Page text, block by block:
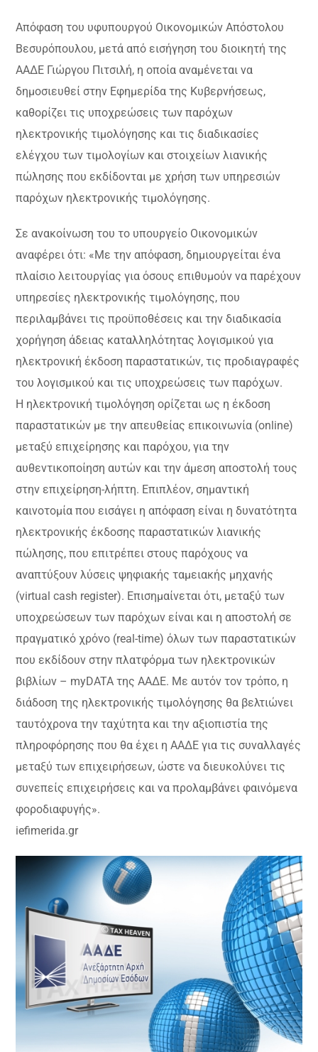
Απόφαση του υφυπουργού Οικονομικών Απόστολου
Βεσυρόπουλου, μετά από εισήγηση του διοικητή της
ΑΑΔΕ Γιώργου Πιτσιλή, η οποία αναμένεται να
δημοσιευθεί στην Εφημερίδα της Κυβερνήσεως,
καθορίζει τις υποχρεώσεις των παρόχων
ηλεκτρονικής τιμολόγησης και τις διαδικασίες
ελέγχου των τιμολογίων και στοιχείων λιανικής
πώλησης που εκδίδονται με χρήση των υπηρεσιών
παρόχων ηλεκτρονικής τιμολόγησης.
Σε ανακοίνωση του το υπουργείο Οικονομικών
αναφέρει ότι: «Με την απόφαση, δημιουργείται ένα
πλαίσιο λειτουργίας για όσους επιθυμούν να παρέχουν
υπηρεσίες ηλεκτρονικής τιμολόγησης, που
περιλαμβάνει τις προϋποθέσεις και την διαδικασία
χορήγηση άδειας καταλληλότητας λογισμικού για
ηλεκτρονική έκδοση παραστατικών, τις προδιαγραφές
του λογισμικού και τις υποχρεώσεις των παρόχων.
Η ηλεκτρονική τιμολόγηση ορίζεται ως η έκδοση
παραστατικών με την απευθείας επικοινωνία (online)
μεταξύ επιχείρησης και παρόχου, για την
αυθεντικοποίηση αυτών και την άμεση αποστολή τους
στην επιχείρηση-λήπτη. Επιπλέον, σημαντική
καινοτομία που εισάγει η απόφαση είναι η δυνατότητα
ηλεκτρονικής έκδοσης παραστατικών λιανικής
πώλησης, που επιτρέπει στους παρόχους να
αναπτύξουν λύσεις ψηφιακής ταμειακής μηχανής
(virtual cash register). Επισημαίνεται ότι, μεταξύ των
υποχρεώσεων των παρόχων είναι και η αποστολή σε
πραγματικό χρόνο (real-time) όλων των παραστατικών
που εκδίδουν στην πλατφόρμα των ηλεκτρονικών
βιβλίων – myDATA της ΑΑΔΕ. Με αυτόν τον τρόπο, η
διάδοση της ηλεκτρονικής τιμολόγησης θα βελτιώνει
ταυτόχρονα την ταχύτητα και την αξιοπιστία της
πληροφόρησης που θα έχει η ΑΑΔΕ για τις συναλλαγές
μεταξύ των επιχειρήσεων, ώστε να διευκολύνει τις
συνεπείς επιχειρήσεις και να προλαμβάνει φαινόμενα
φοροδιαφυγής».
iefimerida.gr